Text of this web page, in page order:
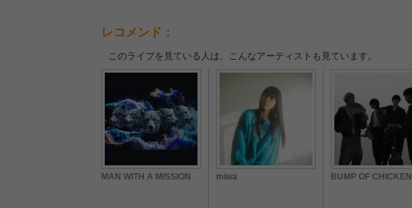
レコメンド：
このライブを見ている人は、こんなアーティストも見ています。
MAN WITH A MISSION miwa BUMP OF CHICKEN